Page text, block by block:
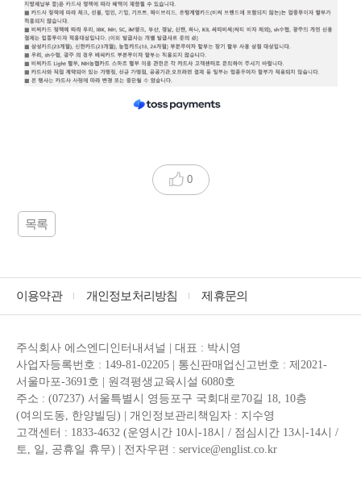
0
목록
이용약관 개인정보처리방침 제휴문의
주식회사 에스엔디인터내셔널 | 대표 : 박시영
사업자등록번호 : 149-81-02205 | 통신판매업신고번호 : 제2021-
서울마포-3691호 | 원격평생교육시설 6080호
주소 : (07237) 서울특별시 영등포구 국회대로70길 18, 10층
(여의도동, 한양빌딩) | 개인정보관리책임자 : 지수영
고객센터 : 1833-4632 (운영시간 10시-18시 / 점심시간 13시-14시 /
토, 일, 공휴일 휴무) | 전자우편 : service@englist.co.kr